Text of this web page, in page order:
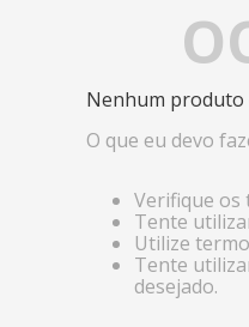
Nenhum
O que eu devo
Verifique os
Tente
Utilize
Tente
desejado.